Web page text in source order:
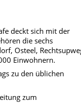
deckt sich mit der
die sechs
Osteel,
Einwohnern.
zu den üblichen
zum